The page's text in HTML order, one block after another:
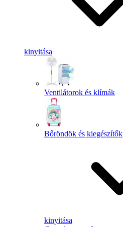
kinyitása
Ventilátorok és klímák
Bőröndök és kiegészítők
kinyitása